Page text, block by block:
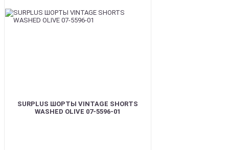
SURPLUS ШОРТЫ VINTAGE SHORTS
WASHED OLIVE 07-5596-01